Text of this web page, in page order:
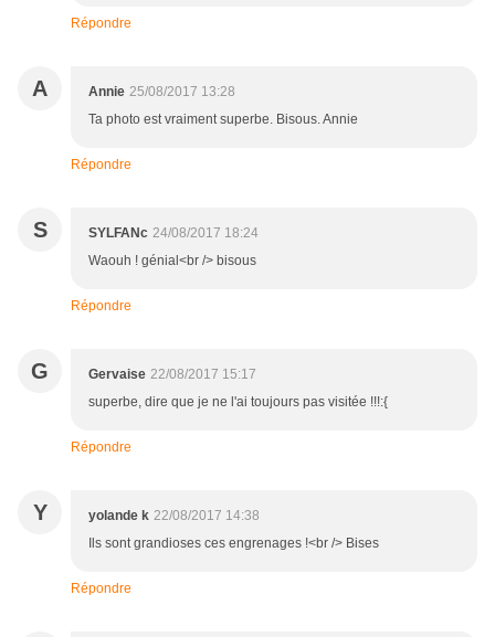
Répondre
A Annie 25/08/2017 13:28
Ta photo est vraiment superbe. Bisous. Annie
Répondre
S SYLFANc 24/08/2017 18:24
Waouh ! génial<br /> bisous
Répondre
G Gervaise 22/08/2017 15:17
superbe, dire que je ne l'ai toujours pas visitée !!!:{
Répondre
Y yolande k 22/08/2017 14:38
Ils sont grandioses ces engrenages !<br /> Bises
Répondre